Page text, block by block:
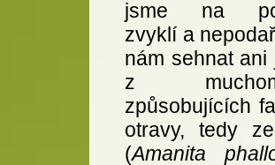
jsme na
zvyklí a
nám sehnat ani
z
způsobujících
otravy, tedy
(Amanita